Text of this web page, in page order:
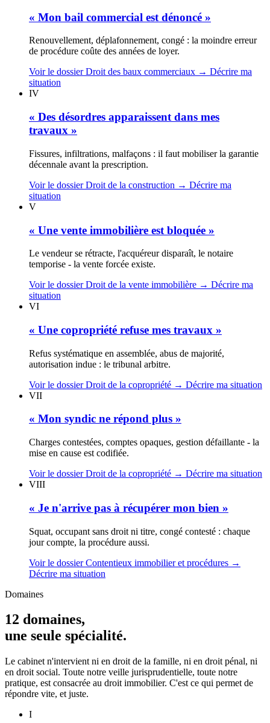
« Mon bail commercial est dénoncé »
Renouvellement, déplafonnement, congé : la moindre erreur
de procédure coûte des années de loyer.
Voir le dossier Droit des baux commerciaux → Décrire ma
situation
IV
« Des désordres apparaissent dans mes
travaux »
Fissures, infiltrations, malfaçons : il faut mobiliser la garantie
décennale avant la prescription.
Voir le dossier Droit de la construction → Décrire ma
situation
V
« Une vente immobilière est bloquée »
Le vendeur se rétracte, l'acquéreur disparaît, le notaire
temporise - la vente forcée existe.
Voir le dossier Droit de la vente immobilière → Décrire ma
situation
VI
« Une copropriété refuse mes travaux »
Refus systématique en assemblée, abus de majorité,
autorisation indue : le tribunal arbitre.
Voir le dossier Droit de la copropriété → Décrire ma situation
VII
« Mon syndic ne répond plus »
Charges contestées, comptes opaques, gestion défaillante - la
mise en cause est codifiée.
Voir le dossier Droit de la copropriété → Décrire ma situation
VIII
« Je n'arrive pas à récupérer mon bien »
Squat, occupant sans droit ni titre, congé contesté : chaque
jour compte, la procédure aussi.
Voir le dossier Contentieux immobilier et procédures →
Décrire ma situation
Domaines
12 domaines,
une seule spécialité.
Le cabinet n'intervient ni en droit de la famille, ni en droit pénal, ni
en droit social. Toute notre veille jurisprudentielle, toute notre
pratique, est consacrée au droit immobilier. C'est ce qui permet de
répondre vite, et juste.
I